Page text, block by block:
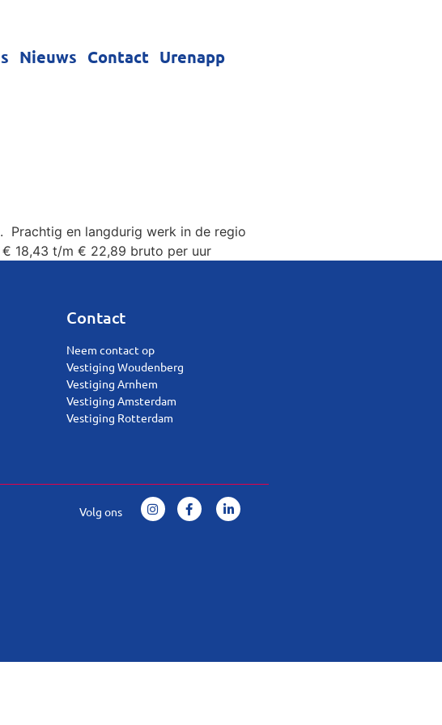
Nieuws Contact Urenapp
Prachtig en langdurig werk in de regio
18,43 t/m € 22,89 bruto per uur
Contact
Neem contact op
Vestiging Woudenberg
Vestiging Arnhem
Vestiging Amsterdam
Vestiging Rotterdam
Volg ons